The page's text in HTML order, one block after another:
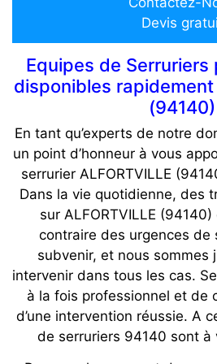
Devis
Equipes de
disponibles rapidement
(94140)
En tant qu’experts de notre
un point d’honneur à vous
serrurier ALFORTVILLE
Dans la vie quotidienne, des
sur ALFORTVILLE
contraire des urgences de
subvenir, et nous sommes
intervenir dans tous les cas.
à la fois professionnel et de
d’une intervention réussie. A
de serruriers 94140 sont à